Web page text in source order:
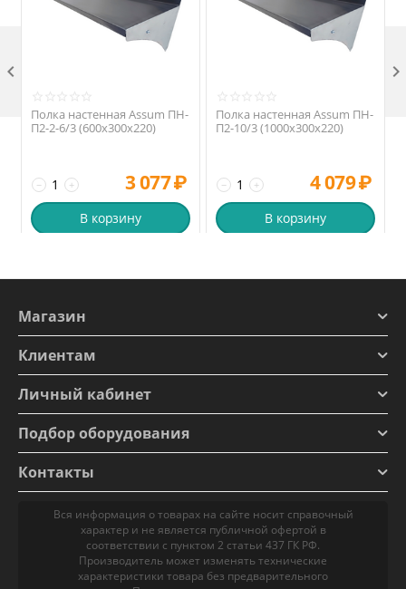
Полка настенная Assum ПН-
П2-2-6/3 (600х300х220)
+
− 3 077₽
В корзину
Полка настенная Assum ПН-
П2-10/3 (1000х300х220)
+
− 4 079₽
В корзину
 
Магазин
Клиентам
Личный кабинет
Подбор оборудования
Контакты
Вся информация о товарах на сайте носит справочный
характер и не является публичной офертой в
соответствии с пунктом 2 статьи 437 ГК РФ.
Производитель может изменять технические
характеристики товара без предварительного